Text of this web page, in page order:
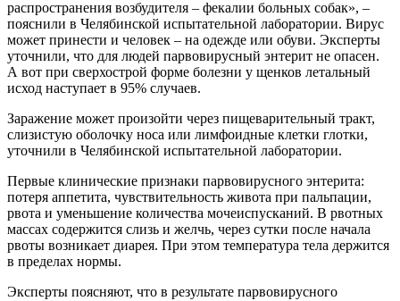
распространения возбудителя – фекалии больных собак», –
пояснили в Челябинской испытательной лаборатории. Вирус
может принести и человек – на одежде или обуви. Эксперты
уточнили, что для людей парвовирусный энтерит не опасен.
А вот при сверхострой форме болезни у щенков летальный
исход наступает в 95% случаев.
Заражение может произойти через пищеварительный тракт,
слизистую оболочку носа или лимфоидные клетки глотки,
уточнили в Челябинской испытательной лаборатории.
Первые клинические признаки парвовирусного энтерита:
потеря аппетита, чувствительность живота при пальпации,
рвота и уменьшение количества мочеиспусканий. В рвотных
массах содержится слизь и желчь, через сутки после начала
рвоты возникает диарея. При этом температура тела держится
в пределах нормы.
Эксперты поясняют, что в результате парвовирусного